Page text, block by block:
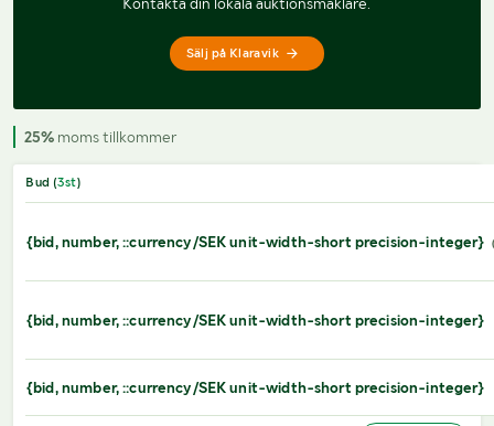
Sälj på Klaravik
25% moms tillkommer
Bud (3st)
{bid, number, ::currency/SEK unit-width-short precision-integer}
{bid, number, ::currency/SEK unit-width-short precision-integer}
{bid, number, ::currency/SEK unit-width-short precision-integer}